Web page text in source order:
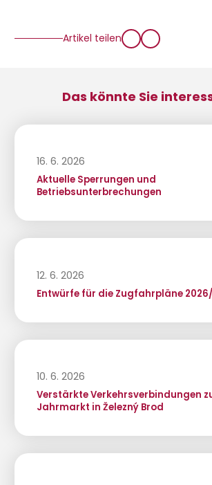
Artikel teilen
Das könnte Sie
16. 6. 2026
Aktuelle Sperrungen und
Betriebsunterbrechungen
12. 6. 2026
Entwürfe für die Zugfahrpläne
10. 6. 2026
Verstärkte Verkehrsverbindungen
Jahrmarkt in Železný Brod